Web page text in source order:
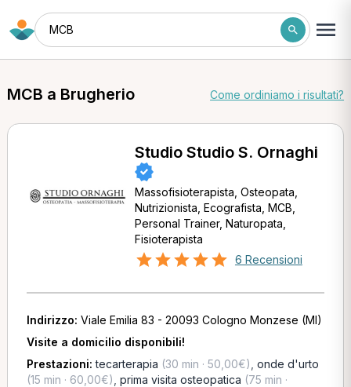
MCB
MCB a Brugherio Come ordiniamo i risultati?
Studio Studio S. Ornaghi
Massofisioterapista, Osteopata,
Nutrizionista, Ecografista, MCB,
Personal Trainer, Naturopata,
Fisioterapista
6 Recensioni
Indirizzo: Viale Emilia 83 - 20093 Cologno Monzese (MI)
Visite a domicilio disponibili!
Prestazioni:tecarterapia (30 min · 50,00€) onde d'urto
(15 min · 60,00€) prima visita osteopatica (75 min ·